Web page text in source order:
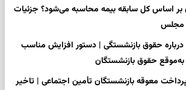
بر اساس کل سابقه بیمه محاسبه می‌شود؟ جزئیات
مجلس
حقوق بازنشستگی | دستور افزایش مناسب
حقوق بازنشستگان
معوقه بازنشستگان تأمین اجتماعی | تاخیر